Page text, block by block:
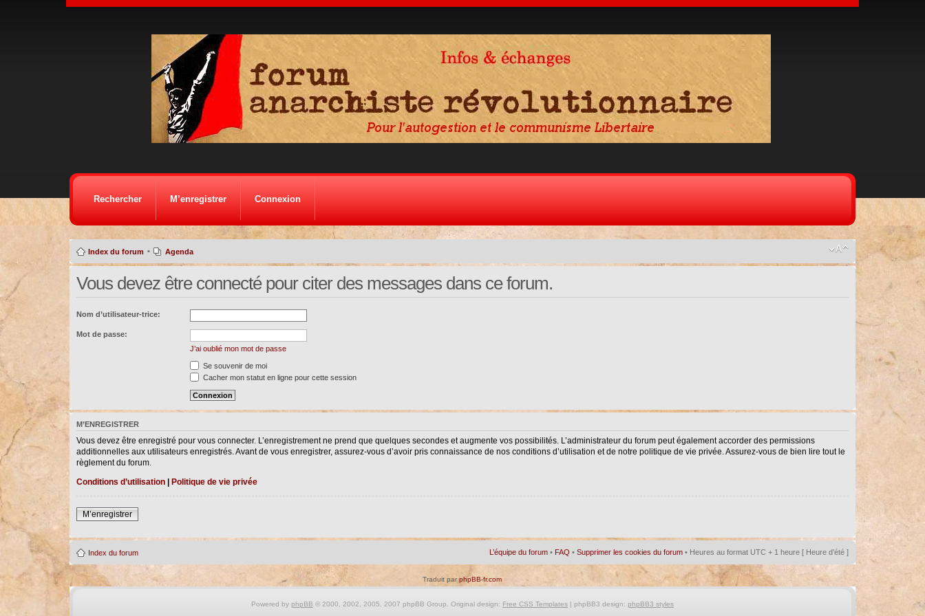
Rechercher M’enregistrer Connexion
Index du forum • Agenda
Vous devez être connecté pour citer des messages dans ce forum.
Nom d’utilisateur-trice:
Mot de passe:
J’ai oublié mon mot de passe
Se souvenir de moi
Cacher mon statut en ligne pour cette session
M’ENREGISTRER
Vous devez être enregistré pour vous connecter. L’enregistrement ne prend que quelques secondes et augmente vos possibilités. L’administrateur du forum peut également accorder des permissions
additionnelles aux utilisateurs enregistrés. Avant de vous enregistrer, assurez-vous d’avoir pris connaissance de nos conditions d’utilisation et de notre politique de vie privée. Assurez-vous de bien lire tout le
règlement du forum.
Conditions d’utilisation| Politique de vie privée
M’enregistrer
Index du forum L’équipe du forum • FAQ •Supprimer les cookies du forum • Heures au format UTC + 1 heure [ Heure d’été ]
Traduit parphpBB-fr.com
Powered by phpBB © 2000, 2002, 2005, 2007 phpBB Group. Original design: Free CSS Templates| phpBB3 design: phpBB3 styles